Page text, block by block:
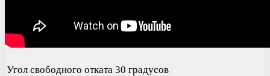
Угол свободного отката 30 градусов